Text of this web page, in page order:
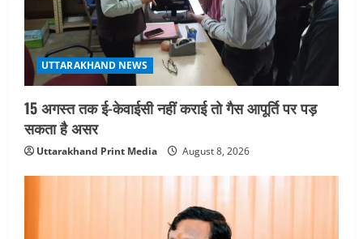
UTTARAKHAND NEWS
15 अगस्त तक ई-केवाईसी नहीं कराई तो गैस आपूर्ति पर पड़
सकता है असर
Uttarakhand Print Media August 8, 2026